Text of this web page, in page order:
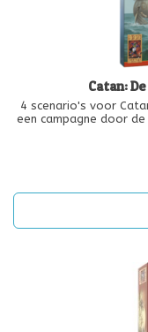
Catan:
4 scenario's voor
een campagne door